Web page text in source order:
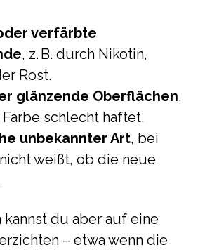
verfärbte
, z. B. durch Nikotin,
Rost.
glänzende Oberflächen,
schlecht haftet.
unbekannter Art, bei
weißt, ob die neue
kannst du aber auf eine
– etwa wenn die